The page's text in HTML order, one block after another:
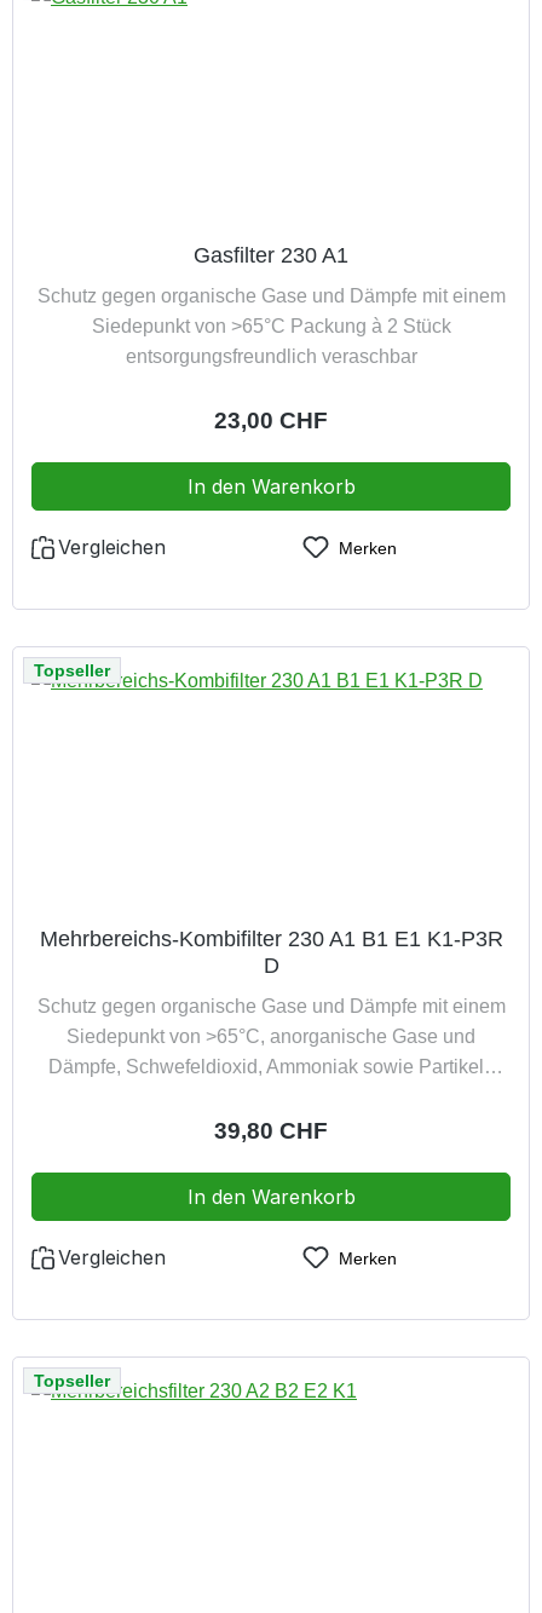
Gasfilter 230 A1
Schutz gegen organische Gase und Dämpfe mit einem
Siedepunkt von >65°C Packung à 2 Stück
entsorgungsfreundlich veraschbar
Regulärer Preis:
23,00 CHF
In den Warenkorb
Vergleichen Merken
Topseller
Mehrbereichs-Kombifilter 230 A1 B1 E1 K1-P3R
D
Schutz gegen organische Gase und Dämpfe mit einem
Siedepunkt von >65°C, anorganische Gase und
Dämpfe, Schwefeldioxid, Ammoniak sowie Partikeln
zusätzlich mit Dolomitstaubprüfung
Regulärer Preis:
39,80 CHF
In den Warenkorb
Vergleichen Merken
Topseller